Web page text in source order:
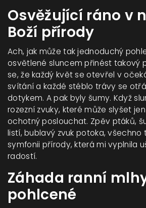
Osvěžující ráno v
Boží přírody
Ach, jak může tak jednoduchý
osvětlené sluncem přinést takový
se, že každý květ se otevřel v
svítání a každé stéblo trávy se
dotykem. A pak byly šumy. Když
rozezní zvuky, které může slyšet
ochotný poslouchat. Zpěv ptáků,
listí, bublavý zvuk potoka, všechno
symfonii přírody, která mi vyplnila
radostí.
Záhada ranní
pohlcené